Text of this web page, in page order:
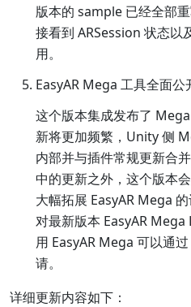
版本的 sample 已经全部
接看到 ARSession 状态以
用。
EasyAR Mega 工具全面公
这个版本集成发布了
新将更加频繁，Unity 侧
内部并与插件常规更新合
中的更新之外，这个版本
大幅拓展 EasyAR Mega
对最新版本 EasyAR
用 EasyAR Mega 可以通过
请。
详细更新内容如下：